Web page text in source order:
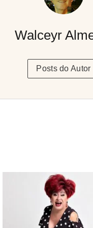
Walceyr
Posts do Autor